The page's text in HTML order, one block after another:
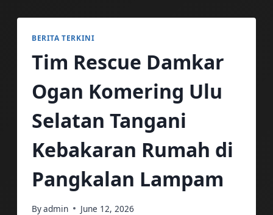
BERITA TERKINI
Tim Rescue Damkar
Ogan Komering Ulu
Selatan Tangani
Kebakaran Rumah di
Pangkalan Lampam
Byadmin June 12, 2026